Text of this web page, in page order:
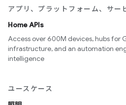
アプリ、プラットフォーム、サー
Home APIs
Access over 600M devices, hubs for
infrastructure, and an automation
intelligence
ユースケース